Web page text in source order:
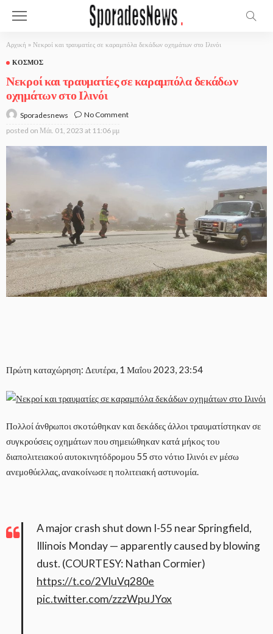
Αρχική » Νεκροί και τραυματίες σε καραμπόλα δεκάδων οχημάτων στο Ιλινόι
ΚΌΣΜΟΣ
Νεκροί και τραυματίες σε καραμπόλα δεκάδων
οχημάτων στο Ιλινόι
Sporadesnews
No Comment
posted on Μάι. 01, 2023 at 11:06 μμ
Πρώτη καταχώρηση: Δευτέρα, 1 Μαΐου 2023, 23:54
Πολλοί άνθρωποι σκοτώθηκαν και δεκάδες άλλοι τραυματίστηκαν σε
συγκρούσεις οχημάτων που σημειώθηκαν κατά μήκος του
διαπολιτειακού αυτοκινητόδρομου 55 στο νότιο Ιλινόι εν μέσω
ανεμοθύελλας, ανακοίνωσε η πολιτειακή αστυνομία.
A major crash shut down I-55 near Springfield,
Illinois Monday — apparently caused by blowing
dust. (COURTESY: Nathan Cormier)
https://t.co/2VluVq280e
pic.twitter.com/zzzWpuJYox